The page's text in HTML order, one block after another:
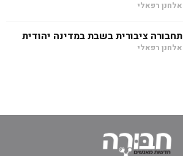
אלחנן רפאלי
תחבורה ציבורית בשבת במדינה יהודית
אלחנן רפאלי